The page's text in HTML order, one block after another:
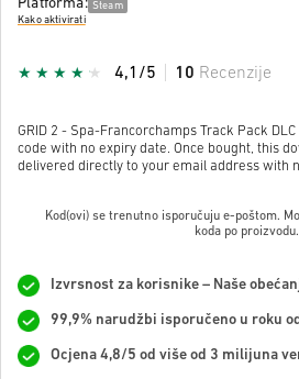
Platforma: Steam
Kako aktivirati
4,1/5 10 Recenzije
GRID 2 - Spa-Francorchamps Track Pack
code with no expiry date. Once bought, this
delivered directly to your email address with
Kod(ovi) se trenutno isporučuju e-poštom.
koda po proizvodu.
Izvrsnost za korisnike – Naše
99,9% narudžbi isporučeno u roku
Ocjena 4,8/5 od više od 3 milijuna